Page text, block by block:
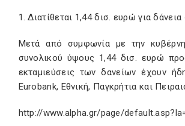
1. Διατίθεται 1,44 δισ. ευρώ για
Μετά από συμφωνία με την
συνολικού ύψους 1,44 δισ. ευρώ
εκταμιεύσεις των δανείων έχουν
Eurobank, Εθνική, Παγκρήτια και
http://www.alpha.gr/page/